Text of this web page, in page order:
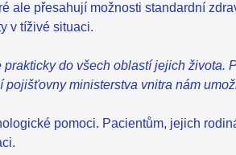
ale přesahují možnosti standardní
v tíživé situaci.
do všech oblastí jejich života.
ministerstva vnitra nám
pomoci. Pacientům, jejich